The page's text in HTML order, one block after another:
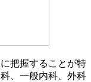
把握することが特
、一般内科、外科